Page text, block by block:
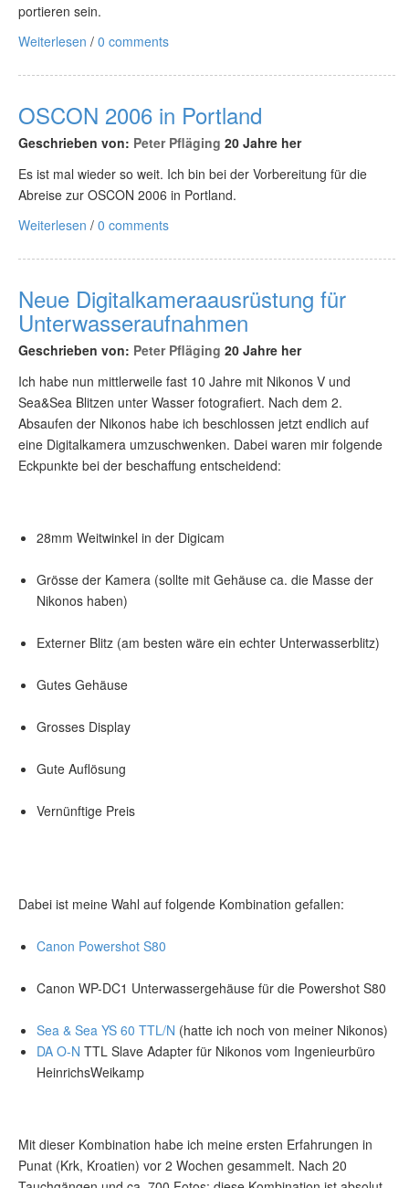
portieren sein.
Weiterlesen / 0 comments
OSCON 2006 in Portland
Geschrieben von: Peter Pfläging 20 Jahre her
Es ist mal wieder so weit. Ich bin bei der Vorbereitung für die
Abreise zur OSCON 2006 in Portland.
Weiterlesen / 0 comments
Neue Digitalkameraausrüstung für
Unterwasseraufnahmen
Geschrieben von: Peter Pfläging 20 Jahre her
Ich habe nun mittlerweile fast 10 Jahre mit Nikonos V und
Sea&Sea Blitzen unter Wasser fotografiert. Nach dem 2.
Absaufen der Nikonos habe ich beschlossen jetzt endlich auf
eine Digitalkamera umzuschwenken. Dabei waren mir folgende
Eckpunkte bei der beschaffung entscheidend:
28mm Weitwinkel in der Digicam
Grösse der Kamera (sollte mit Gehäuse ca. die Masse der
Nikonos haben)
Externer Blitz (am besten wäre ein echter Unterwasserblitz)
Gutes Gehäuse
Grosses Display
Gute Auflösung
Vernünftige Preis
Dabei ist meine Wahl auf folgende Kombination gefallen:
Canon Powershot S80
Canon WP-DC1 Unterwassergehäuse für die Powershot S80
Sea & Sea YS 60 TTL/N (hatte ich noch von meiner Nikonos)
DA O-N TTL Slave Adapter für Nikonos vom Ingenieurbüro
HeinrichsWeikamp
Mit dieser Kombination habe ich meine ersten Erfahrungen in
Punat (Krk, Kroatien) vor 2 Wochen gesammelt. Nach 20